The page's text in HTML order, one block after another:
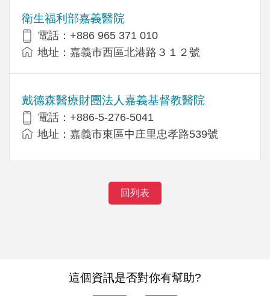
衛生福利部嘉義醫院
電話：+886 965 371 010
地址：嘉義市西區北港路３１２號
戴德森醫療財團法人嘉義基督教醫院
電話：+886-5-276-5041
地址：嘉義市東區中庄里忠孝路539號
回列表
這個資訊是否對你有幫助?